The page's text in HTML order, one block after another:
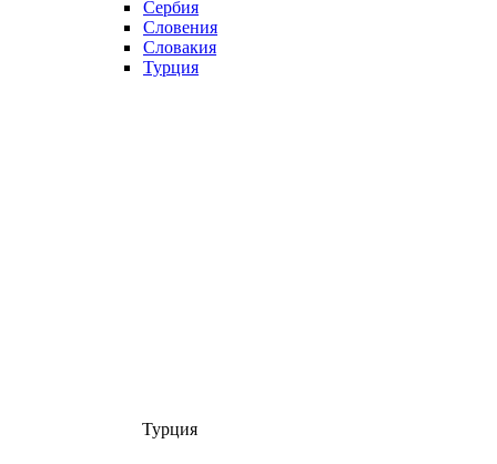
Сербия
Словения
Словакия
Турция
Турция